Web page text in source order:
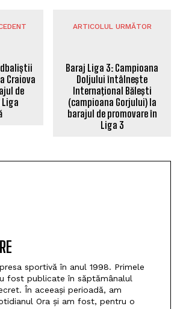
Liga
ARTICOLUL URMĂTOR
Baraj Liga 3: Campioana
(campioana Gorjului) la